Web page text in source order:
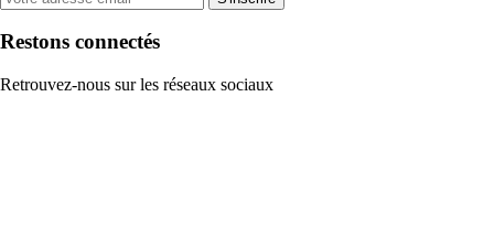
Restons connectés
Retrouvez-nous sur les réseaux sociaux